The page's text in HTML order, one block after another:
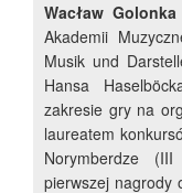
Wacław Golonka
Akademii
Musik und
Hansa
zakresie gry na
laureatem
Norymberdze
pierwszej nagrody